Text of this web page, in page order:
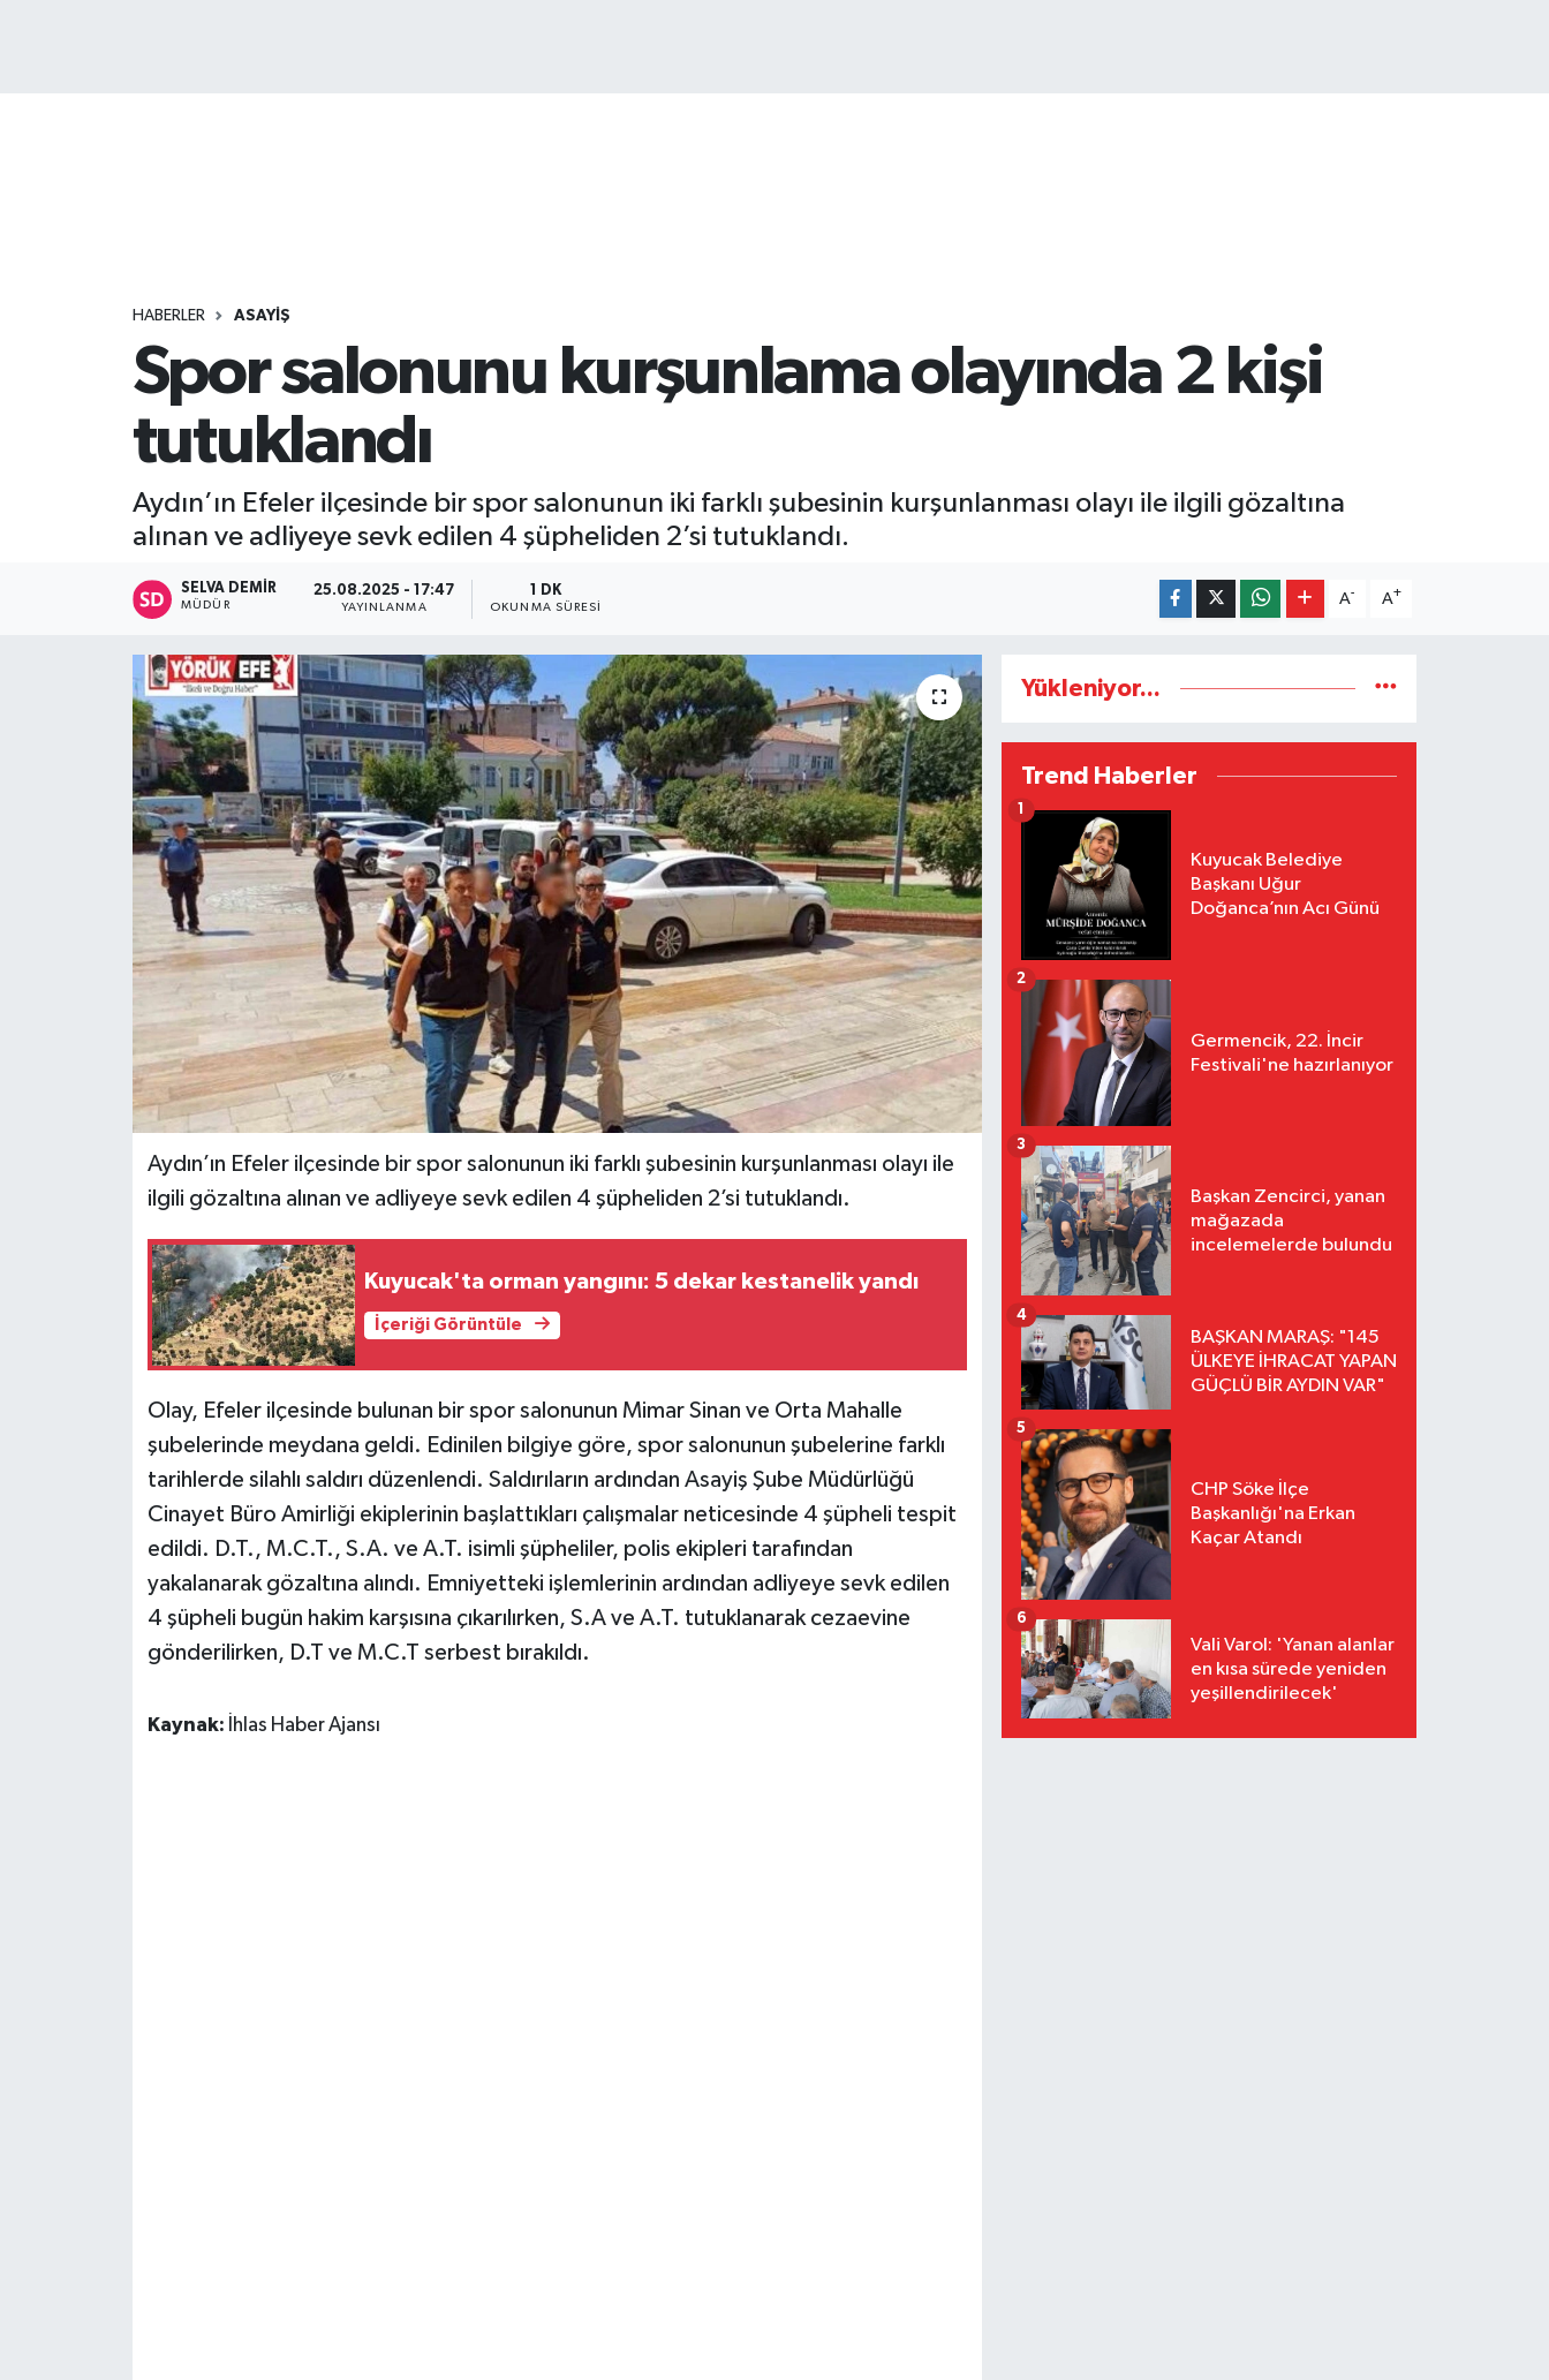
HABERLER ASAYİŞ
Spor salonunu kurşunlama olayında 2 kişi
tutuklandı
Aydın’ın Efeler ilçesinde bir spor salonunun iki farklı şubesinin kurşunlanması olayı ile ilgili gözaltına
alınan ve adliyeye sevk edilen 4 şüpheliden 2’si tutuklandı.
SELVA DEMIR
MÜDÜR
25.08.2025 - 17:47
YAYINLANMA
1 DK
OKUNMA SÜRESI
A- A+
Aydın’ın Efeler ilçesinde bir spor salonunun iki farklı şubesinin kurşunlanması olayı ile
ilgili gözaltına alınan ve adliyeye sevk edilen 4 şüpheliden 2’si tutuklandı.
Kuyucak'ta orman yangını: 5 dekar kestanelik yandı
İçeriği Görüntüle
Olay, Efeler ilçesinde bulunan bir spor salonunun Mimar Sinan ve Orta Mahalle
şubelerinde meydana geldi. Edinilen bilgiye göre, spor salonunun şubelerine farklı
tarihlerde silahlı saldırı düzenlendi. Saldırıların ardından Asayiş Şube Müdürlüğü
Cinayet Büro Amirliği ekiplerinin başlattıkları çalışmalar neticesinde 4 şüpheli tespit
edildi. D.T., M.C.T., S.A. ve A.T. isimli şüpheliler, polis ekipleri tarafından
yakalanarak gözaltına alındı. Emniyetteki işlemlerinin ardından adliyeye sevk edilen
4 şüpheli bugün hakim karşısına çıkarılırken, S.A ve A.T. tutuklanarak cezaevine
gönderilirken, D.T ve M.C.T serbest bırakıldı.
Kaynak: İhlas Haber Ajansı
Yükleniyor...
Trend Haberler
Kuyucak Belediye
Başkanı Uğur
Doğanca’nın Acı Günü
1
Germencik, 22. İncir
Festivali'ne hazırlanıyor
2
Başkan Zencirci, yanan
mağazada
incelemelerde bulundu
3
BAŞKAN MARAŞ: "145
ÜLKEYE İHRACAT YAPAN
GÜÇLÜ BİR AYDIN VAR"
4
CHP Söke İlçe
Başkanlığı'na Erkan
Kaçar Atandı
5
Vali Varol: 'Yanan alanlar
en kısa sürede yeniden
yeşillendirilecek'
6